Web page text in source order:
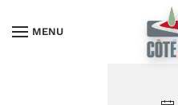
MENU